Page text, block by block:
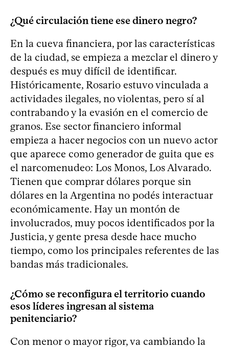
¿Qué circulación tiene ese dinero negro?
En la cueva financiera, por las características
de la ciudad, se empieza a mezclar el dinero y
después es muy difícil de identificar.
Históricamente, Rosario estuvo vinculada a
actividades ilegales, no violentas, pero sí al
contrabando y la evasión en el comercio de
granos. Ese sector financiero informal
empieza a hacer negocios con un nuevo actor
que aparece como generador de guita que es
el narcomenudeo: Los Monos, Los Alvarado.
Tienen que comprar dólares porque sin
dólares en la Argentina no podés interactuar
económicamente. Hay un montón de
involucrados, muy pocos identificados por la
Justicia, y gente presa desde hace mucho
tiempo, como los principales referentes de las
bandas más tradicionales.
¿Cómo se reconfigura el territorio cuando
esos líderes ingresan al sistema
penitenciario?
Con menor o mayor rigor, va cambiando la